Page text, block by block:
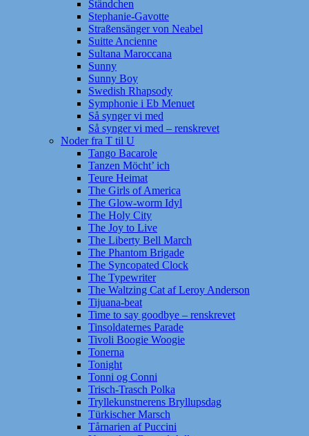
Ständchen
Stephanie-Gavotte
Straßensänger von Neabel
Suitte Ancienne
Sultana Maroccana
Sunny
Sunny Boy
Swedish Rhapsody
Symphonie i Eb Menuet
Så synger vi med
Så synger vi med – renskrevet
Noder fra T til U
Tango Bacarole
Tanzen Möcht’ ich
Teure Heimat
The Girls of America
The Glow-worm Idyl
The Holy City
The Joy to Live
The Liberty Bell March
The Phantom Brigade
The Syncopated Clock
The Typewriter
The Waltzing Cat af Leroy Anderson
Tijuana-beat
Time to say goodbye – renskrevet
Tinsoldaternes Parade
Tivoli Boogie Woogie
Tonerna
Tonight
Tonni og Conni
Trisch-Trasch Polka
Tryllekunstnerens Bryllupsdag
Türkischer Marsch
Tårnarien af Puccini